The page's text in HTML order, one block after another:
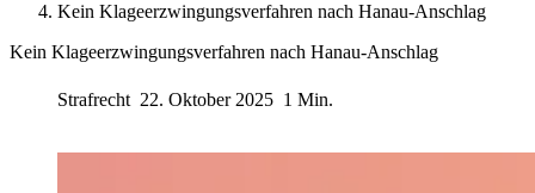
Kein Klageerzwingungsverfahren nach Hanau-Anschlag
Kein Klageerzwingungsverfahren nach Hanau-Anschlag
Strafrecht 22. Oktober 2025 1 Min.